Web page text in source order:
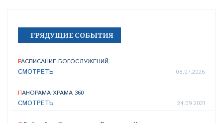
ГРЯДУЩИЕ СОБЫТИЯ
РАСПИСАНИЕ БОГОСЛУЖЕНИЙ
СМОТРЕТЬ 08.07.2026
ПАНОРАМА ХРАМА 360
СМОТРЕТЬ 24.09.2021